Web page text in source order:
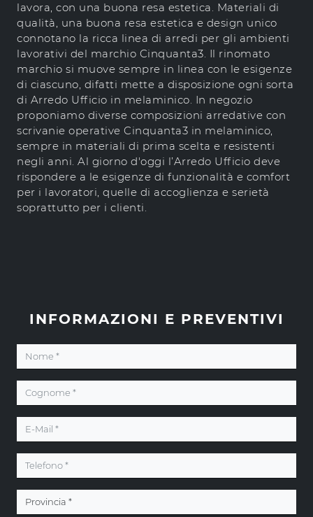
lavora, con una buona resa estetica. Materiali di
qualità, una buona resa estetica e design unico
connotano la ricca linea di arredi per gli ambienti
lavorativi del marchio Cinquanta3. Il rinomato
marchio si muove sempre in linea con le esigenze
di ciascuno, difatti mette a disposizione ogni sorta
di Arredo Ufficio in melaminico. In negozio
proponiamo diverse composizioni arredative con
scrivanie operative Cinquanta3 in melaminico,
sempre in materiali di prima scelta e resistenti
negli anni. Al giorno d'oggi l’Arredo Ufficio deve
rispondere a le esigenze di funzionalità e comfort
per i lavoratori, quelle di accoglienza e serietà
soprattutto per i clienti.
INFORMAZIONI E PREVENTIVI